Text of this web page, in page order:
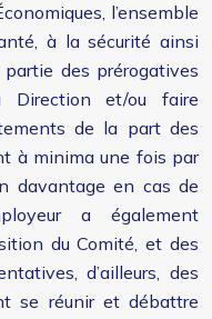
l’ensemble
à la sécurité ainsi
des prérogatives
Direction et/ou faire
de la part des
à minima une fois par
davantage en cas de
a également
du Comité, et des
d’ailleurs, des
se réunir et débattre